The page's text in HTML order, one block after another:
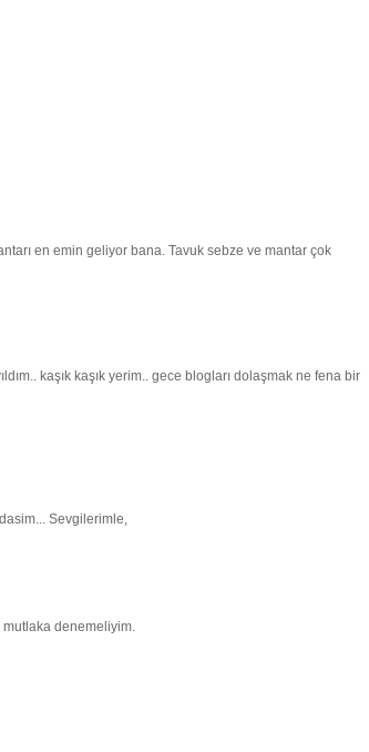
en emin geliyor bana. Tavuk sebze ve mantar çok
kaşık kaşık yerim.. gece blogları dolaşmak ne fena bir
Sevgilerimle,
denemeliyim.